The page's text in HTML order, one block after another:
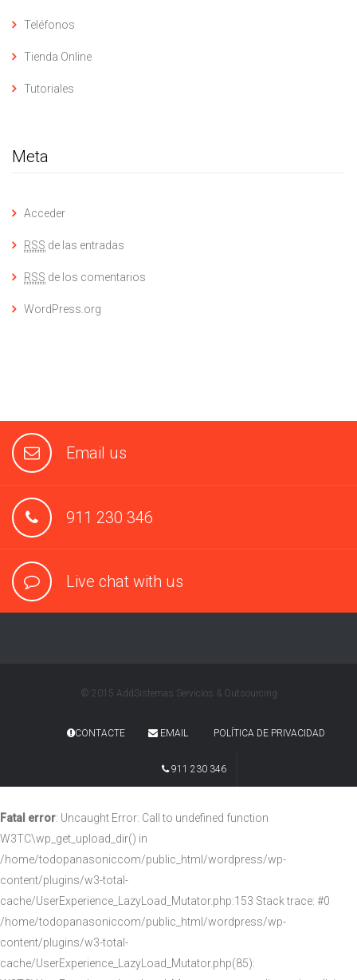
Teléfonos
Tienda Online
Tutoriales
Meta
Acceder
RSS de las entradas
RSS de los comentarios
WordPress.org
Email us
911 230 346
Live chat with us
© 2015 AddSistemas Servicios & Outsourcing
CONTACTE EMAIL POLÍTICA DE PRIVACIDAD
911 230 346
Fatal error: Uncaught Error: Call to undefined function
W3TC\wp_get_upload_dir() in
/home/todopanasoniccom/public_html/wordpress/wp-
content/plugins/w3-total-
cache/UserExperience_LazyLoad_Mutator.php:153 Stack trace: #0
/home/todopanasoniccom/public_html/wordpress/wp-
content/plugins/w3-total-
cache/UserExperience_LazyLoad_Mutator.php(85):